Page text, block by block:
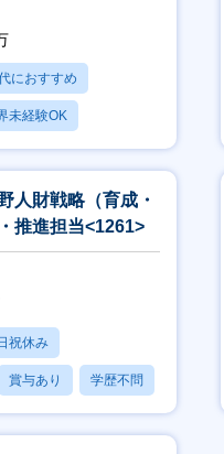
におすすめ
未経験OK
人財戦略（育成・
推進担当<1261>
祝休み
賞与あり 学歴不問